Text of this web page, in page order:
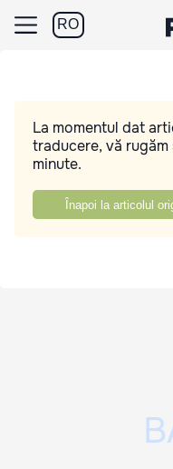
RO
La momentul dat
traducere, vă
minute.
Înapoi la articolul